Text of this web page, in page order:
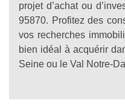
projet d’achat ou
95870. Profitez des
vos recherches
bien idéal à acquérir
Seine ou le Val Notre-